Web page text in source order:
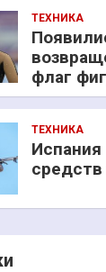
ТЕХНИКА
флаг
ТЕХНИКА
средств